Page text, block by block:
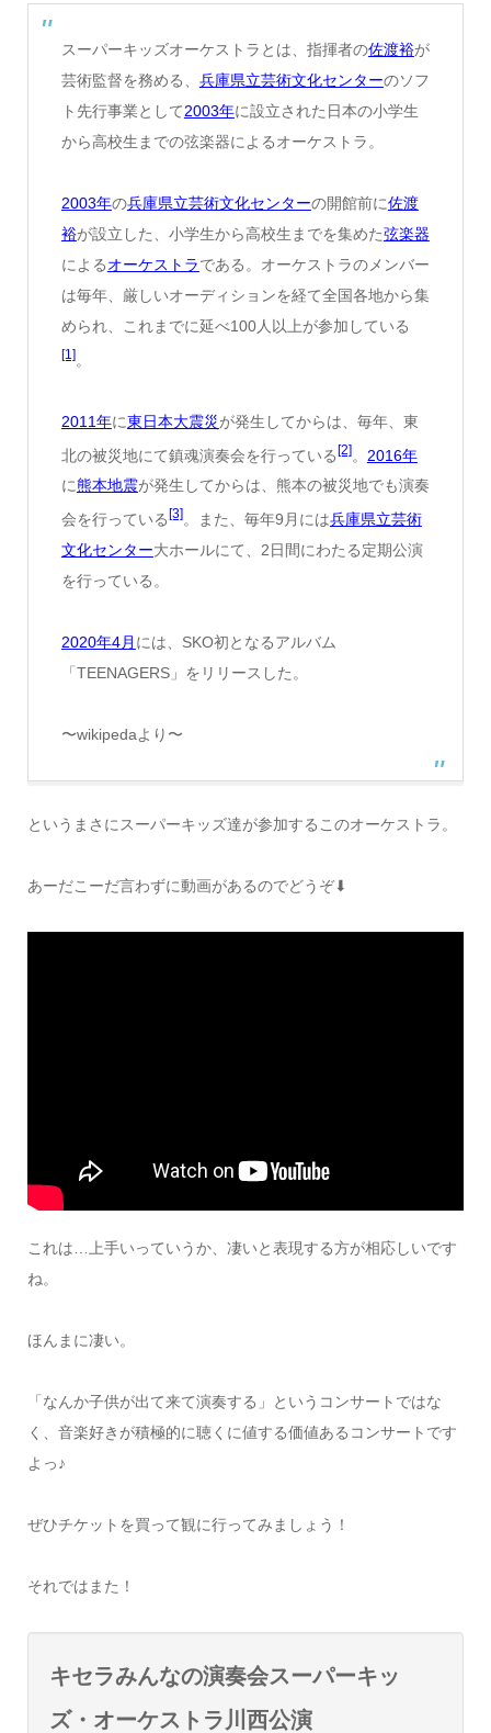
スーパーキッズオーケストラとは、指揮者の佐渡裕が
芸術監督を務める、 兵庫県立芸術文化センターのソフ
ト先行事業として2003年に設立された日本の小学生
から高校生までの弦楽器によるオーケストラ。
2003年の兵庫県立芸術文化センターの開館前に佐渡
裕が設立した、小学生から高校生までを集めた弦楽器
によるオーケストラである。オーケストラのメンバー
は毎年、厳しいオーディションを経て全国各地から集
められ、これまでに延べ100人以上が参加している
[1]。
2011年に東日本大震災が発生してからは、毎年、東
北の被災地にて鎮魂演奏会を行っている[2]。 2016年
に熊本地震が発生してからは、熊本の被災地でも演奏
会を行っている[3]。また、毎年9月には兵庫県立芸術
文化センター大ホールにて、2日間にわたる定期公演
を行っている。
2020年4月 には、SKO初となるアルバム
「TEENAGERS」をリリースした。
〜wikipedaより〜
というまさにスーパーキッズ達が参加するこのオーケストラ。
あーだこーだ言わずに動画があるのでどうぞ⬇︎
これは…上手いっていうか、凄いと表現する方が相応しいです
ね。
ほんまに凄い。
「なんか子供が出て来て演奏する」というコンサートではな
く、音楽好きが積極的に聴くに値する価値あるコンサートです
よっ♪
ぜひチケットを買って観に行ってみましょう！
それではまた！
キセラみんなの演奏会スーパーキッ
ズ・オーケストラ川西公演